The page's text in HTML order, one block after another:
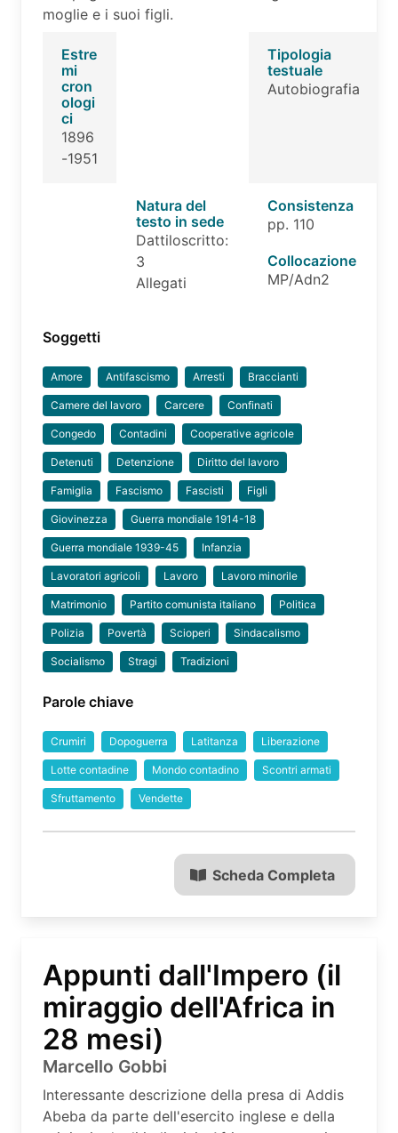
moglie e i suoi figli.
Estre
mi
cron
ologi
ci
1896
-1951
Tipologia
testuale
Autobiografia
Natura del
testo in sede
Dattiloscritto:
3
Allegati
Consistenza
pp. 110
Collocazione
MP/Adn2
Soggetti
Amore Antifascismo Arresti Braccianti
Camere del lavoro Carcere Confinati
Congedo Contadini Cooperative agricole
Detenuti Detenzione Diritto del lavoro
Famiglia Fascismo Fascisti Figli
Giovinezza Guerra mondiale 1914-18
Guerra mondiale 1939-45 Infanzia
Lavoratori agricoli Lavoro Lavoro minorile
Matrimonio Partito comunista italiano Politica
Polizia Povertà Scioperi Sindacalismo
Socialismo Stragi Tradizioni
Parole chiave
Crumiri Dopoguerra Latitanza Liberazione
Lotte contadine Mondo contadino Scontri armati
Sfruttamento Vendette
Scheda Completa
Appunti dall'Impero (il
miraggio dell'Africa in
28 mesi)
Marcello Gobbi
Interessante descrizione della presa di Addis
Abeba da parte dell'esercito inglese e della